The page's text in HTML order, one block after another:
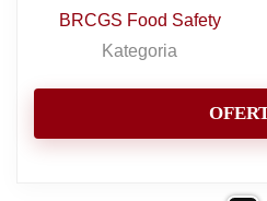
BRCGS Food Safety
Kategoria